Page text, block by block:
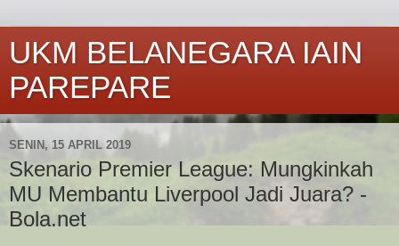
UKM BELANEGARA IAIN
PAREPARE
SENIN, 15 APRIL 2019
Skenario Premier League: Mungkinkah
MU Membantu Liverpool Jadi Juara? -
Bola.net